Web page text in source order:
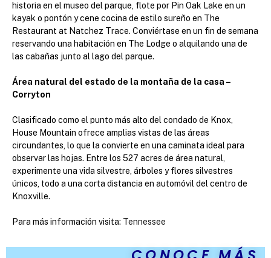
historia en el museo del parque, flote por Pin Oak Lake en un
kayak o pontón y cene cocina de estilo sureño en The
Restaurant at Natchez Trace. Conviértase en un fin de semana
reservando una habitación en The Lodge o alquilando una de
las cabañas junto al lago del parque.
Área natural del estado de la montaña de la casa –
Corryton
Clasificado como el punto más alto del condado de Knox,
House Mountain ofrece amplias vistas de las áreas
circundantes, lo que la convierte en una caminata ideal para
observar las hojas. Entre los 527 acres de área natural,
experimente una vida silvestre, árboles y flores silvestres
únicos, todo a una corta distancia en automóvil del centro de
Knoxville.
Para más información visita: Tennessee